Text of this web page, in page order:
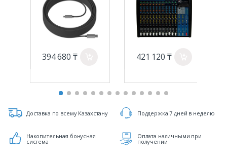
394 680 ₸ 421 120 ₸
Доставка по всему Казахстану Поддержка 7 дней в неделю
Накопительная бонусная
система
Оплата наличными при
получении